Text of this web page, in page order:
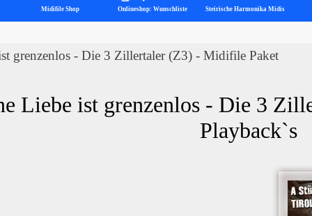
Menü überspringen
Midifile Shop ▼
Onlineshop: Wunschliste Steirische Harmonika Midis
grenzenlos - Die 3 Zillertaler (Z3) - Midifile Paket
Liebe ist grenzenlos - Die 3
Playback`s